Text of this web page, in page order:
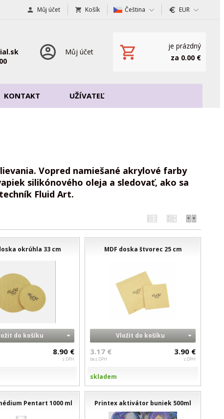
Můj účet Košík Čeština EUR
Můj účet
je prázdný
za 0.00 €
KONTAKT UŽÍVATEĽ
Vopred namiešané akrylové farby
silikónového oleja a sledovať, ako sa
Fluid Art.
okrúhla 33 cm
do košíku
8.90 €
s DPH
MDF doska štvorec 25 cm
Vložit do košíku
3.17 €
bez DPH
3.90 €
s DPH
skladem
Pentart 1000 ml Printex aktivátor buniek 500ml